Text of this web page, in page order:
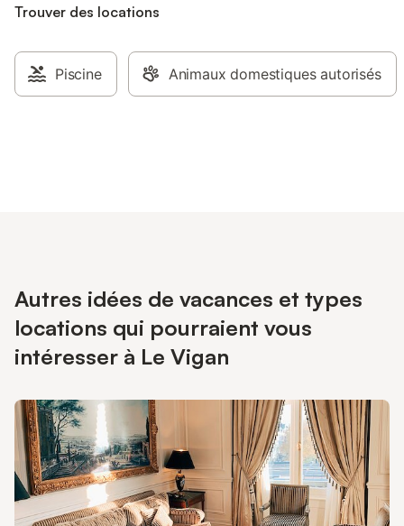
Trouver des locations
Piscine Animaux domestiques autorisés
Autres idées de vacances et types
locations qui pourraient vous
intéresser à Le Vigan